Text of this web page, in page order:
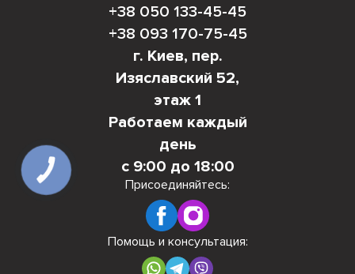
+38 050 133-45-45
+38 093 170-75-45
г. Киев, пер.
Изяславский 52,
этаж 1
Работаем каждый
день
с 9:00 до 18:00
Присоединяйтесь:
Помощь и консультация:
КНОПКА
СВЯЗИ